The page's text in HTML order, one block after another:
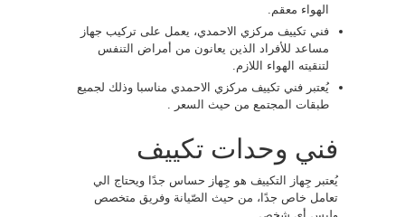
الهواء معقم.
فني تكييف مركزي الاحمدي، يعمل على تركيب جهاز
مساعد للأفراد الذين يعانون من أمراض التنفس
لتنقيته الهواء اللازم.
يُعتبر فني تكييف مركزي الاحمدي مناسبا وذلك لجميع
طبقات المجتمع من حيث السعر .
فني وحدات تكييف
يُعتبر جِهاز التكييف هو جِهاز حساس جدًا ويحتاج الي
تعامل خاص جدًا، من حيث الصّيانة وفريق متخصص